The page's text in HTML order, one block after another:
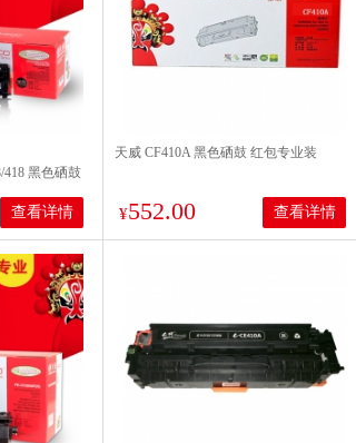
418 黑色硒鼓
318/418 HP
查看详情
天威 CF410A 黑色硒鼓 红包专业装
¥552.00 查看详情